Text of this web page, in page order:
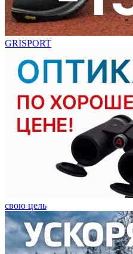
GRISPORT
свою цель